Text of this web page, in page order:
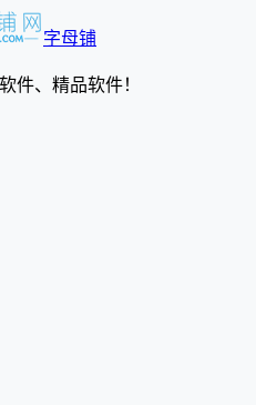
字母铺
件、精品软件！